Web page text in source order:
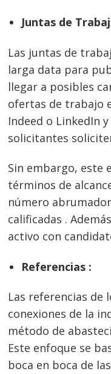
Juntas de
Las juntas de
larga data para
llegar a posibles
ofertas de trabajo
Indeed o LinkedIn
solicitantes
Sin embargo, este
términos de
número
calificadas .
activo con
Referencias :
Las referencias de
conexiones de la
método de
Este enfoque se
boca en boca de